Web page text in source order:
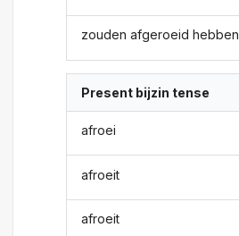
zouden afgeroeid hebben
Present bijzin tense
afroei
afroeit
afroeit